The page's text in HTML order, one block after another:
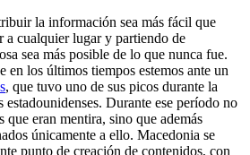
la información sea más fácil que
a cualquier lugar y partiendo de
sea más posible de lo que nunca fue.
en los últimos tiempos estemos ante un
, que tuvo uno de sus picos durante la
estadounidenses. Durante ese período no
eran mentira, sino que además
únicamente a ello. Macedonia se
punto de creación de contenidos, con